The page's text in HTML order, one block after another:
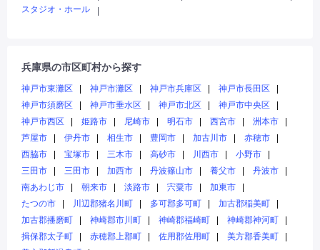
スタジオ・ホール
兵庫県の市区町村から探す
神戸市東灘区 神戸市灘区 神戸市兵庫区
神戸市長田区
神戸市須磨区
神戸市垂水区 神戸市北区
神戸市中央区
神戸市西区
姫路市 尼崎市 明石市 西宮市
洲本市
芦屋市
伊丹市 相生市 豊岡市 加古川市
赤穂市
西脇市
宝塚市 三木市 高砂市 川西市
小野市
三田市
三田市 加西市 丹波篠山市 養父市
丹波市
南あわじ市
朝来市 淡路市 宍粟市
加東市
たつの市
川辺郡猪名川町 多可郡多可町
加古郡稲美町
加古郡播磨町
神崎郡市川町 神崎郡福崎町
神崎郡神河町
揖保郡太子町
赤穂郡上郡町 佐用郡佐用町
美方郡香美町